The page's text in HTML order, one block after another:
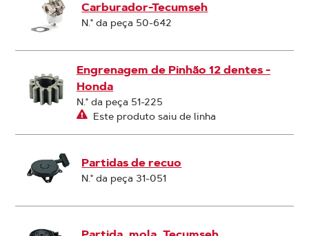
Carburador-Tecumseh
N.° da peça 50-642
Engrenagem de Pinhão 12 dentes -
Honda
N.° da peça 51-225
Este produto saiu de linha
Partidas de recuo
N.° da peça 31-051